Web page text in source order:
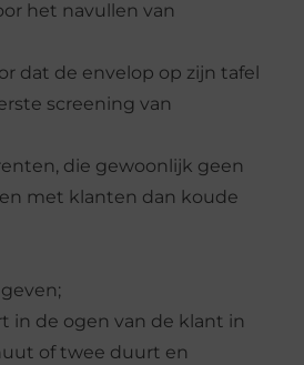
het navullen van
dat de envelop op zijn tafel
screening van
die gewoonlijk geen
met klanten dan koude
in de ogen van de klant in
of twee duurt en